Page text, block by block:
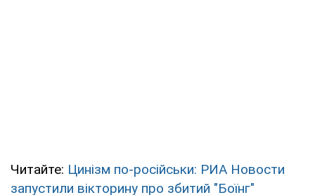
Читайте: Цинізм по-російськи: РИА Новости
запустили вікторину про збитий "Боїнг"